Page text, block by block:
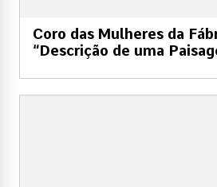
Coro das Mulheres da
“Descrição de uma